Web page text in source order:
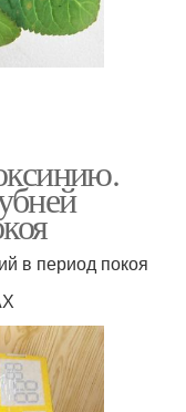
в период покоя